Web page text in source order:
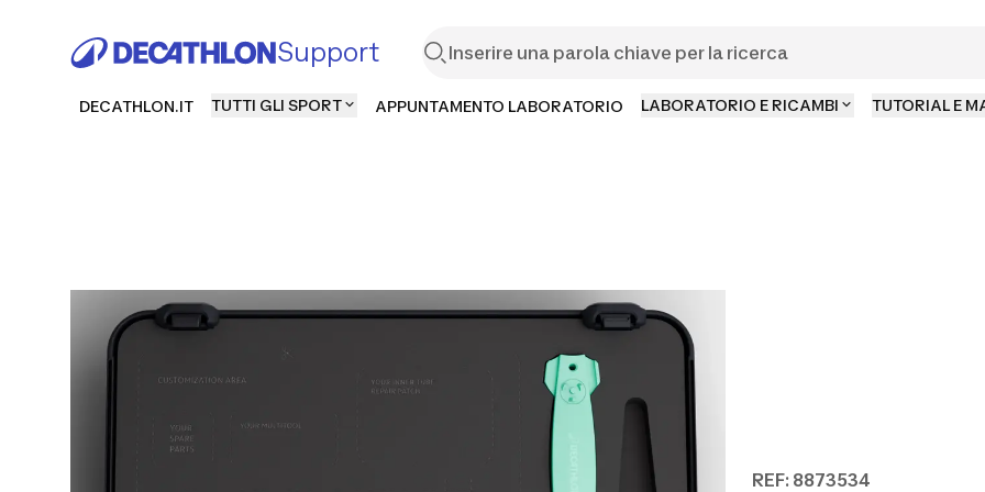
Support
DECATHLON.IT TUTTI GLI SPORT APPUNTAMENTO LABORATORIO LABORATORIO E RICAMBI TUTORIAL E
REF: 8873534